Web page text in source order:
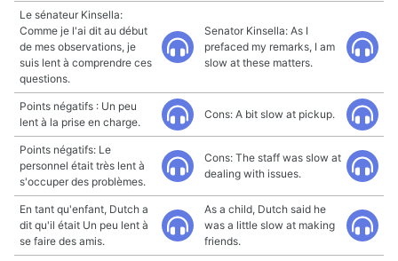
Le sénateur Kinsella:
Comme je l'ai dit au début
de mes observations, je
suis lent à comprendre ces
questions.
Senator Kinsella: As I
prefaced my remarks, I am
slow at these matters.
Points négatifs : Un peu
lent à la prise en charge.
Cons: A bit slow at pickup.
Points négatifs: Le
personnel était très lent à
s'occuper des problèmes.
Cons: The staff was slow at
dealing with issues.
En tant qu'enfant, Dutch a
dit qu'il était Un peu lent à
se faire des amis.
As a child, Dutch said he
was a little slow at making
friends.